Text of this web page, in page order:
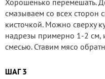
смазываем со всех сторон
кисточкой. Можно сверху
надрезы примерно 1-2 см,
смесью. Ставим мясо
ШАГ 3